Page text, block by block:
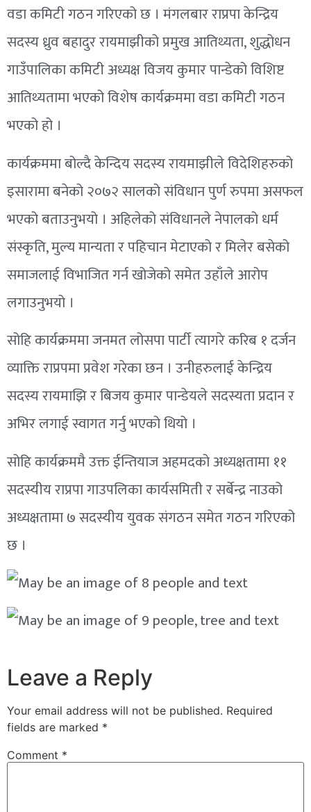
वडा कमिटी गठन गरिएको छ । मंगलबार राप्रपा केन्द्रिय
सदस्य ध्रुव बहादुर रायमाझीको प्रमुख आतिथ्यता, शुद्धोधन
गाउँपालिका कमिटी अध्यक्ष विजय कुमार पान्डेको विशिष्ट
आतिथ्यतामा भएको विशेष कार्यक्रममा वडा कमिटी गठन
भएको हो ।
कार्यक्रममा बोल्दै केन्दिय सदस्य रायमाझीले विदेशिहरुको
इसारामा बनेको २०७२ सालको संविधान पुर्ण रुपमा असफल
भएको बताउनुभयो । अहिलेको संविधानले नेपालको धर्म
संस्कृति, मुल्य मान्यता र पहिचान मेटाएको र मिलेर बसेको
समाजलाई विभाजित गर्न खोजेको समेत उहाँले आरोप
लगाउनुभयो ।
सोहि कार्यक्रममा जनमत लोसपा पार्टी त्यागरे करिब १ दर्जन
व्याक्ति राप्रपमा प्रवेश गरेका छन । उनीहरुलाई केन्द्रिय
सदस्य रायमाझि र बिजय कुमार पान्डेयले सदस्यता प्रदान र
अभिर लगाई स्वागत गर्नु भएको थियो ।
सोहि कार्यक्रममै उक्त ईन्तियाज अहमदको अध्यक्षतामा ११
सदस्यीय राप्रपा गाउपलिका कार्यसमिती र सर्बेन्द्र नाउको
अध्यक्षतामा ७ सदस्यीय युवक संगठन समेत गठन गरिएको
छ ।
Leave a Reply
Your email address will not be published. Required
fields are marked *
Comment *